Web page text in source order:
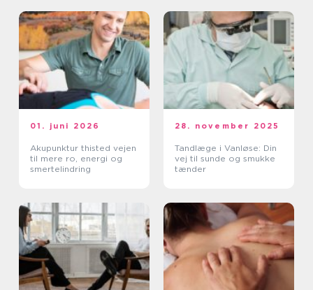
01. juni 2026
Akupunktur thisted vejen
til mere ro, energi og
smertelindring
28. november 2025
Tandlæge i Vanløse: Din
vej til sunde og smukke
tænder